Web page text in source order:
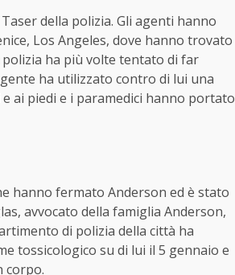
della polizia. Gli agenti hanno
Los Angeles, dove hanno trovato
ha più volte tentato di far
ha utilizzato contro di lui una
ai piedi e i paramedici hanno portato
hanno fermato Anderson ed è stato
avvocato della famiglia Anderson,
di polizia della città ha
tossicologico su di lui il 5 gennaio e
corpo.